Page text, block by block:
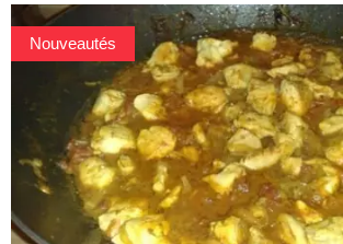
Nouveautés